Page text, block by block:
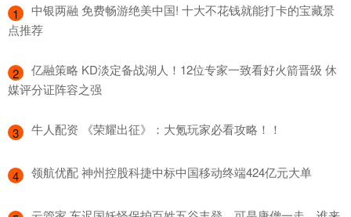
1
​中银两融 免费畅游绝美中国! 十大不花钱就能打卡的宝藏景
点推荐
2
​亿融策略 KD淡定备战湖人！12位专家一致看好火箭晋级 休
媒评分证阵容之强
3 ​牛人配资 《荣耀出征》：大氪玩家必看攻略！！
4 ​领航优配 神州控股科捷中标中国移动终端424亿元大单